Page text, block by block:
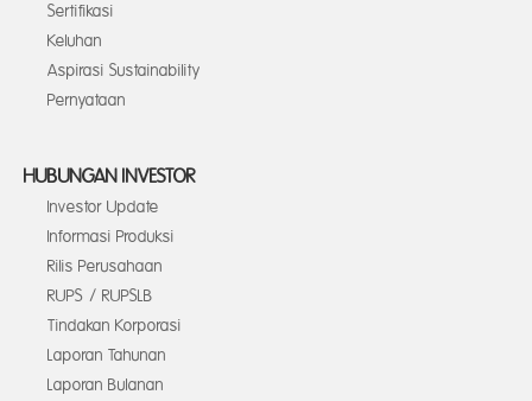
Sertifikasi
Keluhan
Aspirasi Sustainability
Pernyataan
HUBUNGAN INVESTOR
Investor Update
Informasi Produksi
Rilis Perusahaan
RUPS / RUPSLB
Tindakan Korporasi
Laporan Tahunan
Laporan Bulanan